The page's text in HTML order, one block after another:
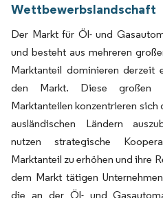
Wettbewerbslandschaft
Der Markt für Öl- und
und besteht aus mehreren
Marktanteil dominieren derzeit
den Markt. Diese großen
Marktanteilen konzentrieren
ausländischen Ländern
nutzen strategische
Marktanteil zu erhöhen und ihre
dem Markt tätigen
die an der Öl- und